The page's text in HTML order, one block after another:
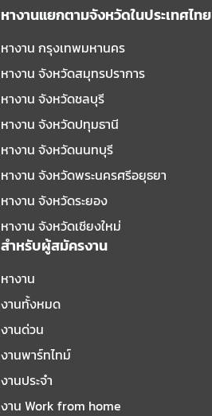
หางานแยกตามจังหวัดในประเทศไทย
หางาน กรุงเทพมหานคร
หางาน จังหวัดสมุทรปราการ
หางาน จังหวัดชลบุรี
หางาน จังหวัดปทุมธานี
หางาน จังหวัดนนทบุรี
หางาน จังหวัดพระนครศรีอยุธยา
หางาน จังหวัดระยอง
หางาน จังหวัดเชียงใหม่
สำหรับผู้สมัครงาน
หางาน
งานทั้งหมด
งานด่วน
งานพาร์ทไทม์
งานประจำ
งาน Work from home